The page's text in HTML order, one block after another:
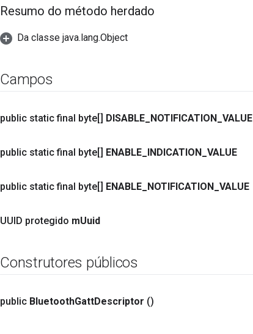
Resumo do método herdado
Da classe java.lang.Object
Campos
public static final byte[] DISABLE NOTIFICATION VALUE
public static final byte[] ENABLE INDICATION VALUE
public static final byte[] ENABLE NOTIFICATION VALUE
UUID protegido mUuid
Construtores públicos
public BluetoothGattDescriptor ()